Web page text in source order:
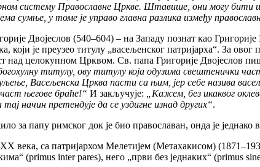
систему Православне Цркве. Штавише, они могу бити
у томе је управо главна разлика између
Двојеслов (540–604) – на Западу познат као
је преузео титулу „васељенског патријарха“. За овог
над целокупном Црквом. Св. папа Григорије Двојеслов
титулу, ову титулу која одузима свештенички
Васељенска Црква пасти са њим, јер себе назива
његове браће!“ И закључује: „Кажем, без икаквог
начин претендује да се уздигне изнад других“.
за папу римског док је био православан, онда је
века, са патријархом Мелетијем (Метаxакисом)
(primus inter pares), него „први без једнаких“ (primus